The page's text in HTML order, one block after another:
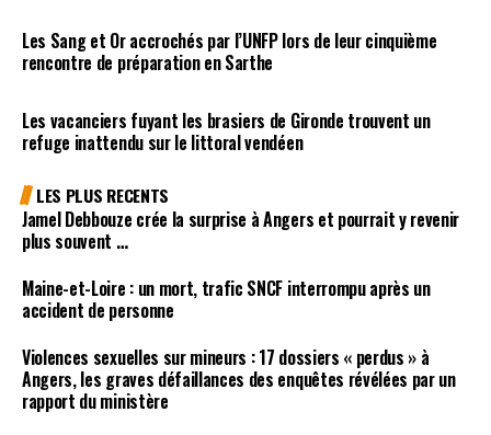
Les Sang et Or accrochés par l’UNFP lors de leur cinquième
rencontre de préparation en Sarthe
Les vacanciers fuyant les brasiers de Gironde trouvent un
refuge inattendu sur le littoral vendéen
LES PLUS RECENTS
Jamel Debbouze crée la surprise à Angers et pourrait y revenir
plus souvent …
Maine-et-Loire : un mort, trafic SNCF interrompu après un
accident de personne
Violences sexuelles sur mineurs : 17 dossiers « perdus » à
Angers, les graves défaillances des enquêtes révélées par un
rapport du ministère